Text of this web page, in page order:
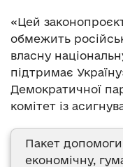
«Цей
обмежить
власну
підтримає
Демократичної
комітет із
Пакет допомоги
економічну,